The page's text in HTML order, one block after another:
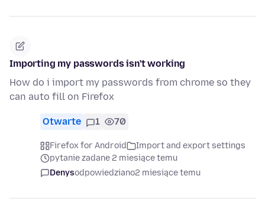
Importing my passwords isn't working
How do i import my passwords from chrome so they
can auto fill on Firefox
Otwarte 1 70
Firefox for Android
Import and export settings
pytanie zadane 2 miesiące temu
Denysodpowiedziano2 miesiące temu